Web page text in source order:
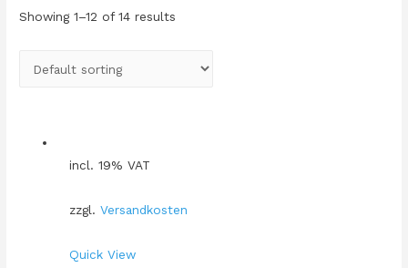
Showing 1–12 of 14 results
incl. 19% VAT
zzgl. Versandkosten
Quick View